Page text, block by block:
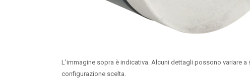
L’immagine sopra è indicativa. Alcuni dettagli possono variare a
configurazione scelta.